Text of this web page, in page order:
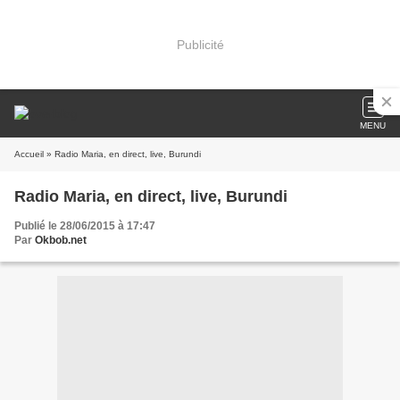
Publicité
MENU
Accueil » Radio Maria, en direct, live, Burundi
Radio Maria, en direct, live, Burundi
Publié le 28/06/2015 à 17:47
Par Okbob.net